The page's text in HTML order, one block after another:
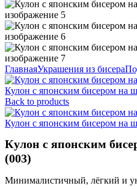
ГлавнаяУкрашения из бисера
Кулон с японским бисером на
Back to products
Кулон с японским бисером на
Кулон с японским
(003)
Минималистичный, лёгкий и